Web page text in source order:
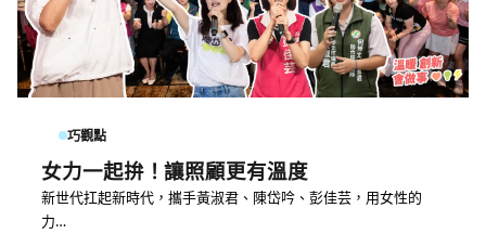
巧觀點
女力一起拚！讓照顧更有溫度
新世代扛起新時代，攜手黃淑君、陳岱吟、彭佳芸，用女性的
力…